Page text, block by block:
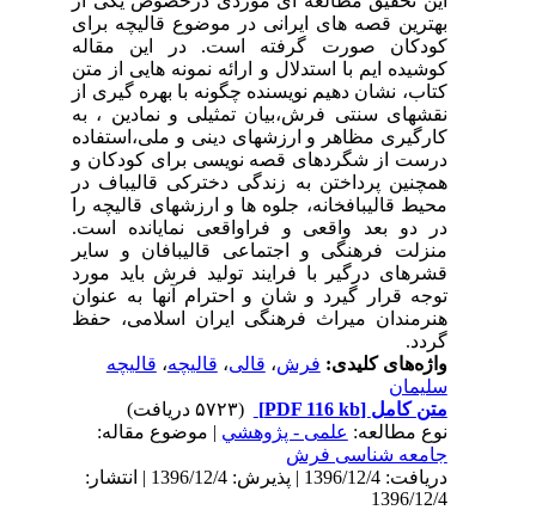
بهترین قصه های ایرانی در موضوع قالیچه برای
کودکان صورت گرفته است. در این مقاله
کوشیده ایم با استدلال و ارائه نمونه هایی از متن
کتاب،‌ نشان دهیم نویسنده چگونه با بهره گیری از
نقشهای سنتی فرش،‌بیان تمثیلی و نمادین ، به
کارگیری مظاهر و ارزشهای دینی و ملی،‌استفاده
درست از شگردهای قصه نویسی برای کودکان و
همچنین پرداختن به زندگی دخترکی قالیباف در
محیط قالیبافخانه، جلوه ها و ارزشهای قالیچه را
در دو بعد واقعی و فراواقعی نمایانده است.
منزلت فرهنگی و اجتماعی قالیبافان و سایر
قشرهای درگیر با فرایند تولید فرش باید مورد
توجه قرار گیرد و شان و احترام آنها به عنوان
هنرمندان میراث فرهنگی ایران اسلامی، حفظ
گردد.
واژه‌های کلیدی:فرش،قالی،‌قالیچه،قالیچه
سلیمان
متن کامل[PDF 116 kb]
نوع مطالعه:علمی - پژوهشي| موضوع مقاله:
جامعه شناسی فرش
دریافت: 1396/12/4 | پذیرش: 1396/12/4 | انتشار:
1396/12/4